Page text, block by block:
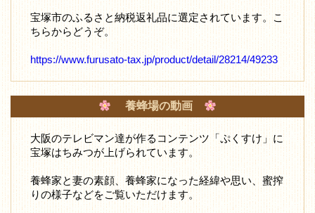
宝塚市のふるさと納税返礼品に選定されています。こ
ちらからどうぞ。
https://www.furusato-tax.jp/product/detail/28214/49233
養蜂場の動画
大阪のテレビマン達が作るコンテンツ「ぷくすけ」に
宝塚はちみつが上げられています。
養蜂家と妻の素顔、養蜂家になった経緯や思い、蜜搾
りの様子などをご覧いただけます。